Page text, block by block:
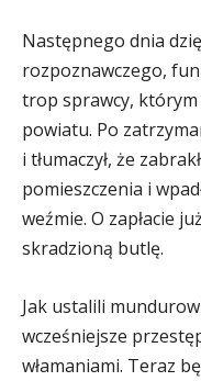
Następnego dnia
rozpoznawczego,
trop sprawcy, którym
powiatu. Po
i tłumaczył, że
pomieszczenia i
weźmie. O zapłacie
skradzioną butlę.
Jak ustalili
wcześniejsze
włamaniami. Teraz